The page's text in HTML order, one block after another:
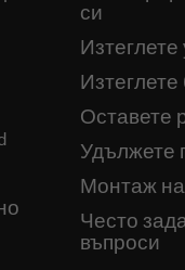
си
Оставете
Удължете
Монтаж на
Често
въпроси